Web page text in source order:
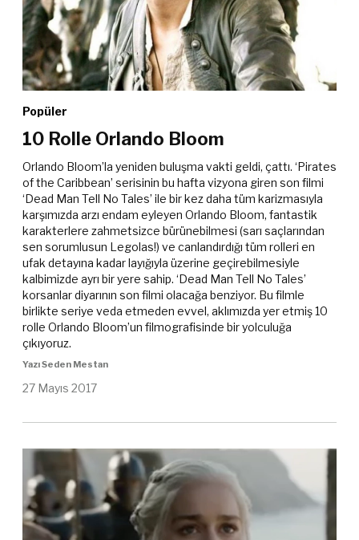
Popüler
10 Rolle Orlando Bloom
Orlando Bloom’la yeniden buluşma vakti geldi, çattı. ‘Pirates
of the Caribbean’ serisinin bu hafta vizyona giren son filmi
‘Dead Man Tell No Tales’ ile bir kez daha tüm karizmasıyla
karşımızda arzı endam eyleyen Orlando Bloom, fantastik
karakterlere zahmetsizce bürünebilmesi (sarı saçlarından
sen sorumlusun Legolas!) ve canlandırdığı tüm rolleri en
ufak detayına kadar layığıyla üzerine geçirebilmesiyle
kalbimizde ayrı bir yere sahip. ‘Dead Man Tell No Tales’
korsanlar diyarının son filmi olacağa benziyor. Bu filmle
birlikte seriye veda etmeden evvel, aklımızda yer etmiş 10
rolle Orlando Bloom’un filmografisinde bir yolculuğa
çıkıyoruz.
Yazı Seden Mestan
27 Mayıs 2017